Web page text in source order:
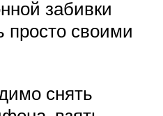
забивки
просто своими
снять